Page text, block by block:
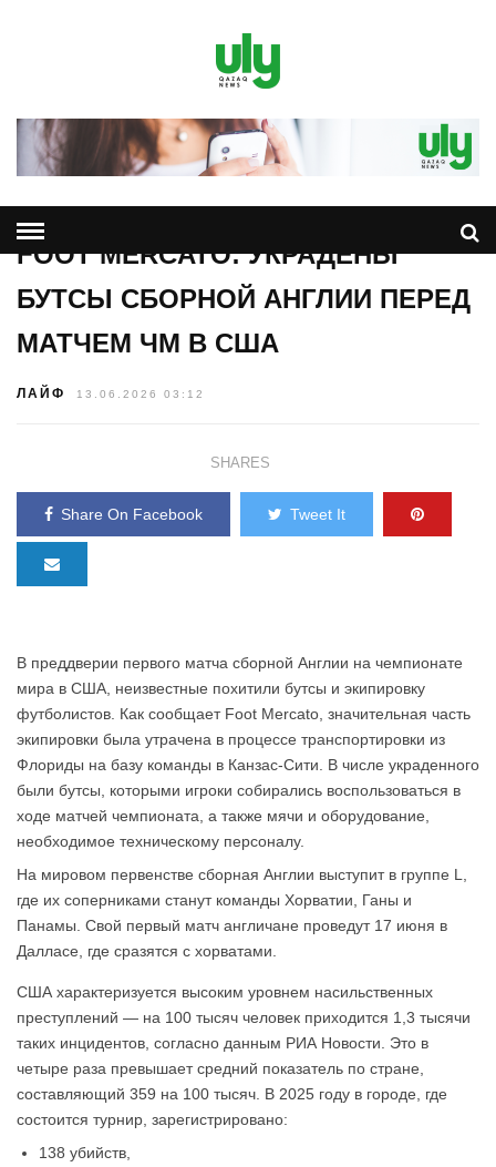
FOOT MERCATO: УКРАДЕНЫ
БУТСЫ СБОРНОЙ АНГЛИИ ПЕРЕД
МАТЧЕМ ЧМ В США
ЛАЙФ 13.06.2026 03:12
SHARES
Share On Facebook Tweet It
В преддверии первого матча сборной Англии на чемпионате
мира в США, неизвестные похитили бутсы и экипировку
футболистов. Как сообщает Foot Mercato, значительная часть
экипировки была утрачена в процессе транспортировки из
Флориды на базу команды в Канзас-Сити. В числе украденного
были бутсы, которыми игроки собирались воспользоваться в
ходе матчей чемпионата, а также мячи и оборудование,
необходимое техническому персоналу.
На мировом первенстве сборная Англии выступит в группе L,
где их соперниками станут команды Хорватии, Ганы и
Панамы. Свой первый матч англичане проведут 17 июня в
Далласе, где сразятся с хорватами.
США характеризуется высоким уровнем насильственных
преступлений — на 100 тысяч человек приходится 1,3 тысячи
таких инцидентов, согласно данным РИА Новости. Это в
четыре раза превышает средний показатель по стране,
составляющий 359 на 100 тысяч. В 2025 году в городе, где
состоится турнир, зарегистрировано:
138 убийств,